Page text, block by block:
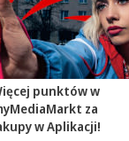
punktów w
za
w Aplikacji!